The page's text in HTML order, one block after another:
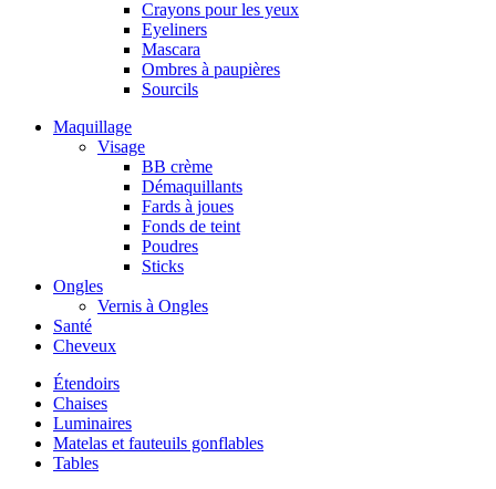
Crayons pour les yeux
Eyeliners
Mascara
Ombres à paupières
Sourcils
Maquillage
Visage
BB crème
Démaquillants
Fards à joues
Fonds de teint
Poudres
Sticks
Ongles
Vernis à Ongles
Santé
Cheveux
Étendoirs
Chaises
Luminaires
Matelas et fauteuils gonflables
Tables